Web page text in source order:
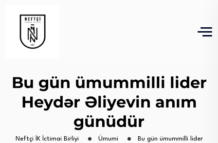
Bu gün ümummilli lider
Heydər Əliyevin anım
günüdür
Neftçi İK İctimai Birliyi Ümumi
Bu gün ümummilli lider